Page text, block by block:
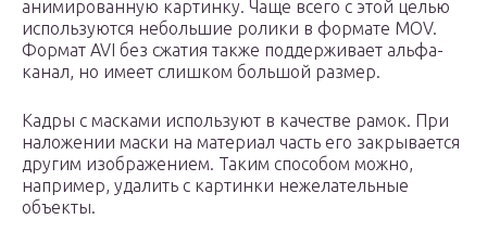
анимированную картинку. Чаще всего с этой целью
используются небольшие ролики в формате MOV.
Формат AVI без сжатия также поддерживает альфа-
канал, но имеет слишком большой размер.
Кадры с масками используют в качестве рамок. При
наложении маски на материал часть его закрывается
другим изображением. Таким способом можно,
например, удалить с картинки нежелательные
объекты.